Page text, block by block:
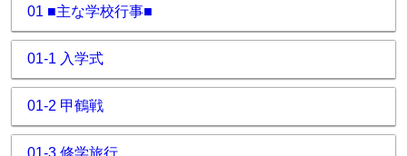
01 ■主な学校行事■
01-1 入学式
01-2 甲鶴戦
01-3 修学旅行